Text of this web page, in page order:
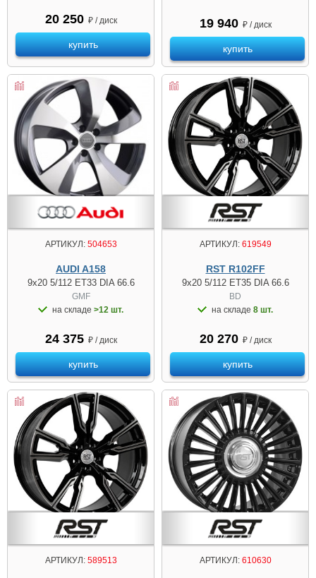
20 250 ₽ / диск
купить
19 940 ₽ / диск
купить
АРТИКУЛ:504653
AUDI A158
9x20 5/112 ET33 DIA 66.6
GMF
на складе >12 шт.
24 375 ₽ / диск
купить
АРТИКУЛ:619549
RST R102FF
9x20 5/112 ET35 DIA 66.6
BD
на складе 8 шт.
20 270 ₽ / диск
купить
АРТИКУЛ:589513 АРТИКУЛ:610630